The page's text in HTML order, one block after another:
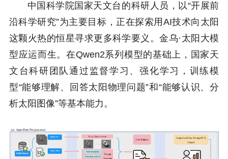
中国科学院国家天文台的科研人员，以“开展前
沿科学研究”为主要目标，正在探索用AI技术向太阳
这颗火热的恒星寻求更多科学要义。金乌·太阳大模
型应运而生。在Qwen2系列模型的基础上，国家天
文台科研团队通过监督学习、强化学习，训练模
型“能够理解、回答太阳物理问题”和“能够认识、分
析太阳图像”等基本能力。